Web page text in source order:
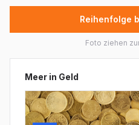
Flexibilität.
Reihenfolge
Foto ziehen
Meer in Geld